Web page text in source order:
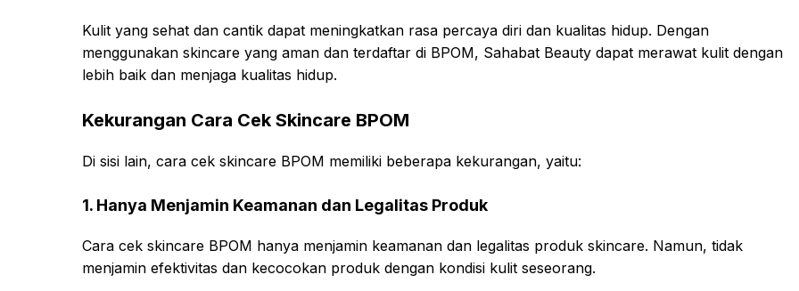
Kulit yang sehat dan cantik dapat meningkatkan rasa percaya diri dan kualitas hidup. Dengan
menggunakan skincare yang aman dan terdaftar di BPOM, Sahabat Beauty dapat merawat kulit dengan
lebih baik dan menjaga kualitas hidup.
Kekurangan Cara Cek Skincare BPOM
Di sisi lain, cara cek skincare BPOM memiliki beberapa kekurangan, yaitu:
1. Hanya Menjamin Keamanan dan Legalitas Produk
Cara cek skincare BPOM hanya menjamin keamanan dan legalitas produk skincare. Namun, tidak
menjamin efektivitas dan kecocokan produk dengan kondisi kulit seseorang.